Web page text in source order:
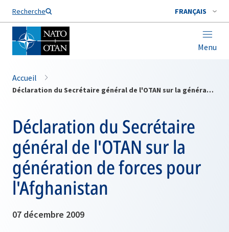
Recherche FRANÇAIS
Menu
Nom de famille*
Accueil
Déclaration du Secrétaire général de l'OTAN sur la génération de forces pour l'Afghanistan
Déclaration du Secrétaire
général de l'OTAN sur la
génération de forces pour
l'Afghanistan
07 décembre 2009